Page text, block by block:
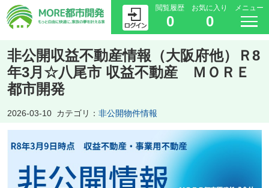
閲覧履歴
0
お気に入り
0
メニュー
非公開収益不動産情報（大阪府他）Ｒ8
年3月☆八尾市 収益不動産 ＭＯＲＥ
都市開発
2026-03-10 カテゴリ： 非公開物件情報